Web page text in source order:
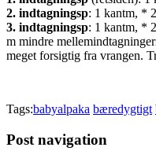
2. indtagningsp: 1 kantm, *
3. indtagningsp: 1 kantm, *
m mindre
meget forsigtig fra vrangen.
Tags:babyalpaka bæredygtigt
Post navigation